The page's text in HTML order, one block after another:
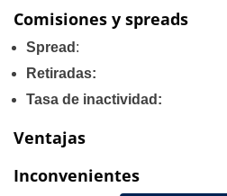
Comisiones y spreads
Spread :
Retiradas:
Tasa de inactividad:
Ventajas
Inconvenientes